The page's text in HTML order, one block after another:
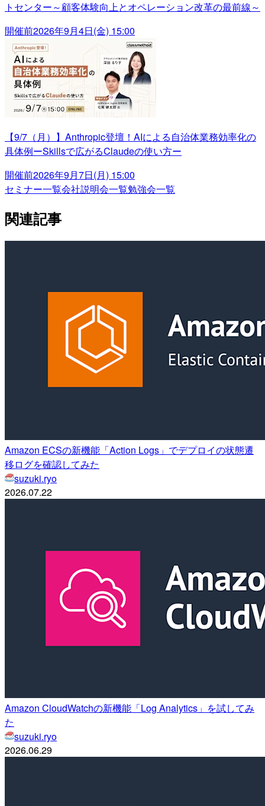
トセンター～顧客体験向上とオペレーション改革の最前線～
開催前2026年9月4日(金) 15:00
【9/7（月）】Anthropic登壇！AIによる自治体業務効率化の
具体例ーSkillsで広がるClaudeの使い方ー
開催前2026年9月7日(月) 15:00
セミナー一覧会社説明会一覧勉強会一覧
関連記事
Amazon ECSの新機能「Action Logs」でデプロイの状態遷
移ログを確認してみた
suzuki.ryo
2026.07.22
Amazon CloudWatchの新機能「Log Analytics」を試してみ
た
suzuki.ryo
2026.06.29